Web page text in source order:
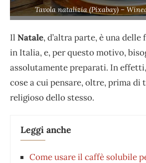
Tavola natalizia (Pixabay) –
Il Natale, d’altra parte, è una
in Italia, e, per questo motivo,
assolutamente preparati. In
cose a cui pensare, oltre, prima
religioso dello stesso.
Leggi anche
Come usare il caffè solubile